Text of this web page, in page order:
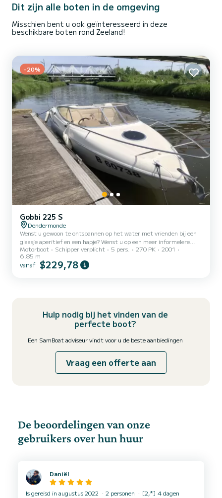
Dit zijn alle boten in de omgeving
Misschien bent u ook geïnteresseerd in deze
beschikbare boten rond Zeeland!
-20%
Gobbi 225 S
Dendermonde
Wenst u gewoon te ontspannen op het water met vrienden bij een
glaasje aperitief en een hapje? Wenst u op een meer informelere
manier iets te bespreken met uw business partners? Of wenst u
een incentive te geven aan uw personeel? Deze luxe motorboot ligt
dan op u te wachten voor een tochtje op de Schelde (richting Gent
Motorboot Schipper verplicht 5 pers. 270 PK
2001
6.85 m
vanaf $229,78
Hulp nodig bij het vinden van de
perfecte boot?
Een SamBoat adviseur vindt voor u de beste aanbiedingen
Vraag een offerte aan
De beoordelingen van onze
gebruikers over hun huur
Daniël
Is gereisd in augustus 2022 2 personen [2,*] 4 dagen